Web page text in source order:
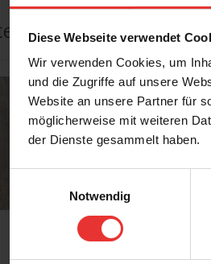
Diese Webseite verwendet
Wir verwenden Cookies, um
und die Zugriffe auf unsere
Website an unsere Partner für
möglicherweise mit weiteren
der Dienste gesammelt haben.
Notwendig
aus der Serie